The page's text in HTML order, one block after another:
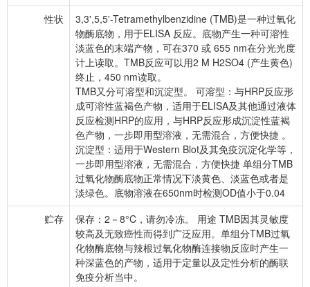
性状
3,3',5,5'-Tetramethylbenzidine (TMB)是一种过氧化
物酶底物，用于ELISA 反应。底物产生一种可溶性
淡蓝色的末端产物，可在370 或 655 nm在分光光度
计上读取。TMB反应可以用2 M H2SO4 (产生黄色)
终止，450 nm读取。
TMB又分可溶型和沉淀型。 可溶型：与HRP反应形
成可溶性蓝褐色产物，适用于ELISA及其他通过液体
反应检测HRP的应用，与HRP反应形成沉淀性蓝褐
色产物，一步即用型溶液，无需混合，方便快捷 。
沉淀型：适用于Western Blot及其免疫沉淀化学等，
一步即用型溶液，无需混合，方便快捷 单组分TMB
过氧化物酶底物正常情况下淡黄色、淡蓝色或者是
淡绿色。底物溶液在650nm时检测OD值小于0.04
贮存
保存：2－8°C，请勿冷冻。 用途 TMB因其灵敏度
较高及无致癌性而得到广泛应用。单组分TMB过氧
化物酶底物与辣根过氧化物酶连接物反应时产生一
种深蓝色的产物，适用于定量以及定性分析的酶联
免疫分析当中。